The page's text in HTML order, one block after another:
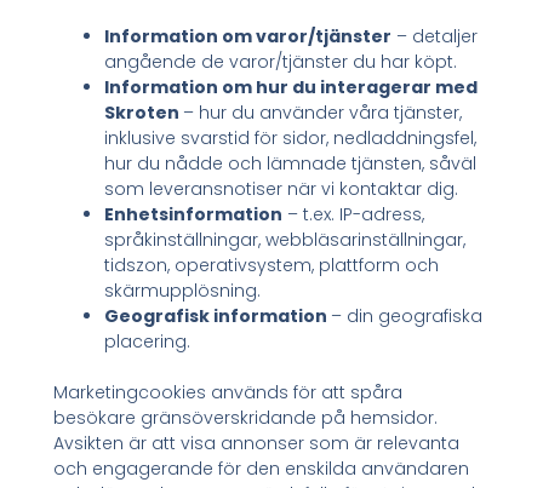
Information om varor/tjänster – detaljer
angående de varor/tjänster du har köpt.
Information om hur du interagerar med
Skroten – hur du använder våra tjänster,
inklusive svarstid för sidor, nedladdningsfel,
hur du nådde och lämnade tjänsten, såväl
som leveransnotiser när vi kontaktar dig.
Enhetsinformation – t.ex. IP-adress,
språkinställningar, webbläsarinställningar,
tidszon, operativsystem, plattform och
skärmupplösning.
Geografisk information – din geografiska
placering.
Marketingcookies används för att spåra
besökare gränsöverskridande på hemsidor.
Avsikten är att visa annonser som är relevanta
och engagerande för den enskilda användaren